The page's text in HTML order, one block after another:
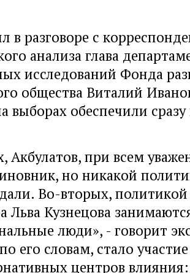
в разговоре с
анализа глава
исследований Фонда
общества Виталий
выборах обеспечили
Акбулатов, при всем
но никакой
Во-вторых,
Льва Кузнецова
люди», - говорит
его словам, стало
центров